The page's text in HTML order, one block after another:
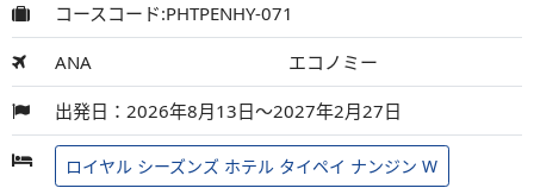
コースコード:PHTPENHY-071
ANA エコノミー
出発日：2026年8月13日～2027年2月27日
ロイヤル シーズンズ ホテル タイペイ ナンジン W